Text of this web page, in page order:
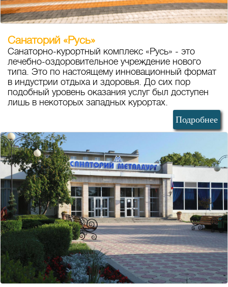
Санаторий «Русь»
Санаторно-курортный комплекс «Русь» - это
лечебно-оздоровительное учреждение нового
типа. Это по настоящему инновационный формат
в индустрии отдыха и здоровья. До сих пор
подобный уровень оказания услуг был доступен
лишь в некоторых западных курортах.
Подробнее